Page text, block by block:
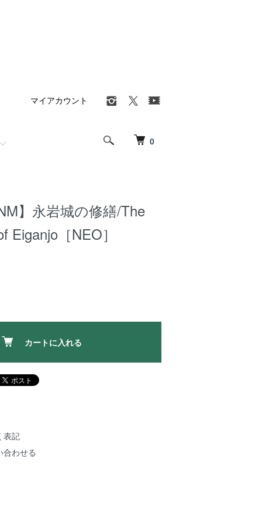
0
マイアカウント
】永岩城の修繕/The
Eiganjo［NEO］
カートに入れる
表記
合わせる